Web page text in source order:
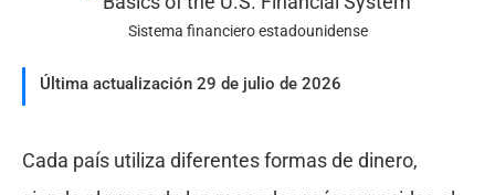
Sistema financiero estadounidense
Última actualización 29 de julio de 2026
Cada país utiliza diferentes formas de dinero,